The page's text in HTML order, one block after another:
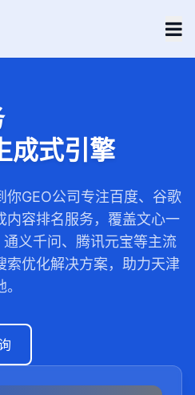
成式引擎
你GEO公司专注百度、谷歌
内容排名服务，覆盖文心一
义千问、腾讯元宝等主流
索优化解决方案，助力天津